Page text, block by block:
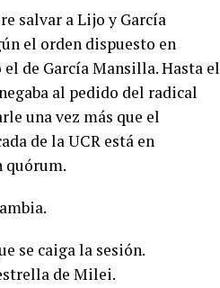
salvar a Lijo y García
el orden dispuesto en
de García Mansilla. Hasta el
al pedido del radical
una vez más que el
de la UCR está en
quórum.
se caiga la sesión.
de Milei.